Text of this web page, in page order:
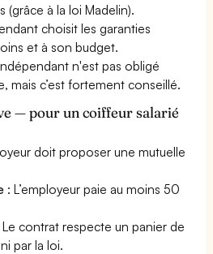
(grâce à la loi Madelin).
choisit les garanties
et à son budget.
n'est pas obligé
mais c’est fortement conseillé.
— pour un coiffeur salarié
doit proposer une mutuelle
: L’employeur paie au moins 50
Le contrat respecte un panier de
par la loi.